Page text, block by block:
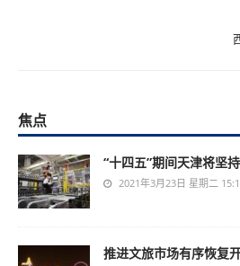
焦点
“十四五”期间天津将坚
2021年3月23日 星期二
推进文旅市场有序恢复